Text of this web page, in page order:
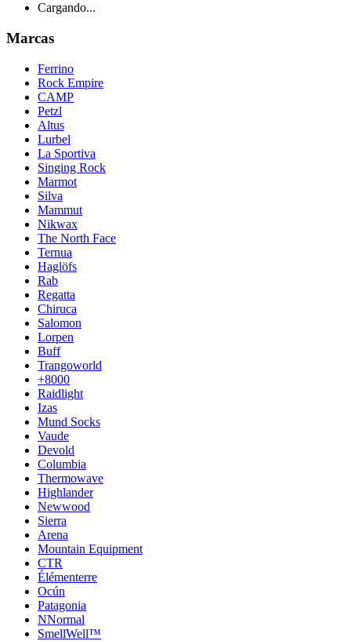
Cargando...
Marcas
Ferrino
Rock Empire
CAMP
Petzl
Altus
Lurbel
La Sportiva
Singing Rock
Marmot
Silva
Mammut
Nikwax
The North Face
Ternua
Haglöfs
Rab
Regatta
Chiruca
Salomon
Lorpen
Buff
Trangoworld
+8000
Raidlight
Izas
Mund Socks
Vaude
Devold
Columbia
Thermowave
Highlander
Newwood
Sierra
Arena
Mountain Equipment
CTR
Élémenterre
Ocún
Patagonia
NNormal
SmellWell™